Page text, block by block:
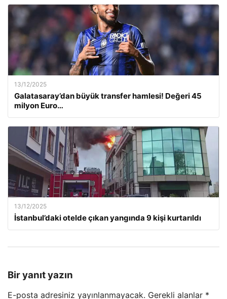
13/12/2025
Galatasaray’dan büyük transfer hamlesi! Değeri 45
milyon Euro…
13/12/2025
İstanbul’daki otelde çıkan yangında 9 kişi kurtarıldı
Bir yanıt yazın
E-posta adresiniz yayınlanmayacak. Gerekli alanlar *